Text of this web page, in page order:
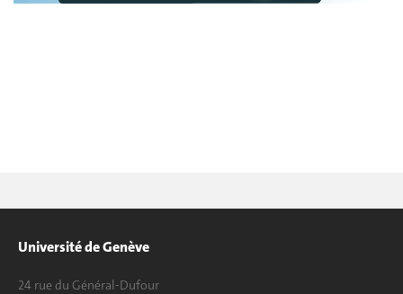
Université de Genève
24 rue du Général-Dufour